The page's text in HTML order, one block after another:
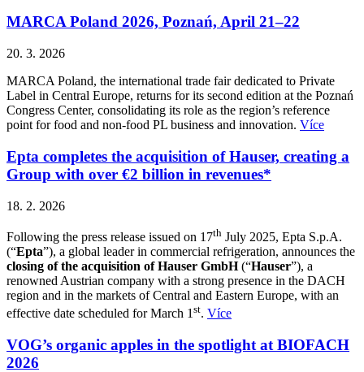
MARCA Poland 2026, Poznań, April 21–22
20. 3. 2026
MARCA Poland, the international trade fair dedicated to Private
Label in Central Europe, returns for its second edition at the Poznań
Congress Center, consolidating its role as the region’s reference
point for food and non-food PL business and innovation. Více
Epta completes the acquisition of Hauser, creating a
Group with over €2 billion in revenues*
18. 2. 2026
Following the press release issued on 17th July 2025, Epta S.p.A.
(“Epta”), a global leader in commercial refrigeration, announces the
closing of the acquisition of Hauser GmbH(“Hauser”), a
renowned Austrian company with a strong presence in the DACH
region and in the markets of Central and Eastern Europe, with an
effective date scheduled for March 1 st. Více
VOG’s organic apples in the spotlight at BIOFACH
2026